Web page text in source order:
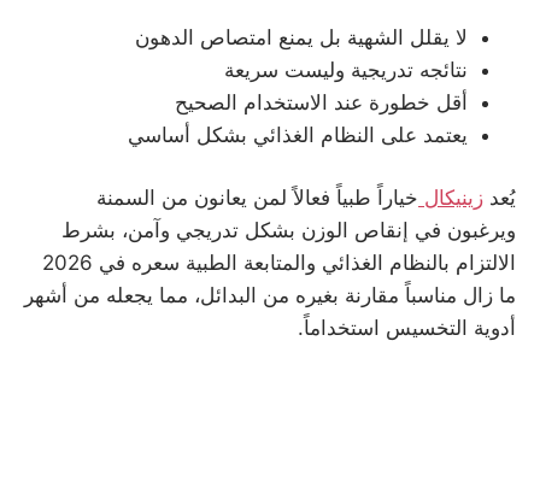
لا يقلل الشهية بل يمنع امتصاص الدهون
نتائجه تدريجية وليست سريعة
أقل خطورة عند الاستخدام الصحيح
يعتمد على النظام الغذائي بشكل أساسي
يُعد زينيكال خياراً طبياً فعالاً لمن يعانون من السمنة
ويرغبون في إنقاص الوزن بشكل تدريجي وآمن، بشرط
الالتزام بالنظام الغذائي والمتابعة الطبية سعره في 2026
ما زال مناسباً مقارنة بغيره من البدائل، مما يجعله من أشهر
أدوية التخسيس استخداماً.